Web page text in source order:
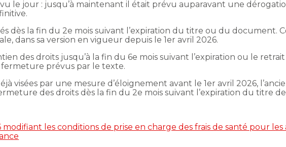
le jour : jusqu’à maintenant il était prévu auparavant une
dès la fin du 2e mois suivant l’expiration du titre ou du document.
dans sa version en vigueur depuis le 1er avril 2026.
des droits jusqu’à la fin du 6e mois suivant l’expiration ou le
fermeture prévus par le texte.
visées par une mesure d’éloignement avant le 1er avril 2026,
des droits dès la fin du 2e mois suivant l’expiration du titre
les conditions de prise en charge des frais de santé pour les